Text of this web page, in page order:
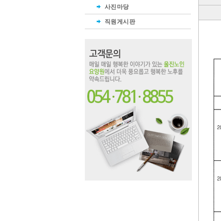
사진마당
직원게시판